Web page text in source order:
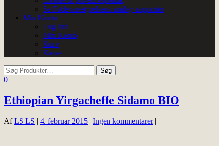
Se Fødevarestyrelsens smiley-rapporter
Min Konto
Log Ind
Min Konto
Kurv
Kasse
0
Ethiopian Yirgacheffe Sidamo BIO
AfLS LS | 4. februar 2015 | Ingen kommentarer|